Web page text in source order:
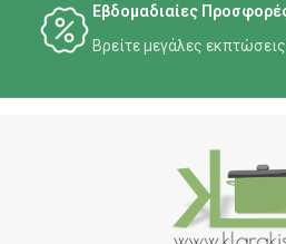
Εβδομαδιαίες
Βρείτε μεγάλες